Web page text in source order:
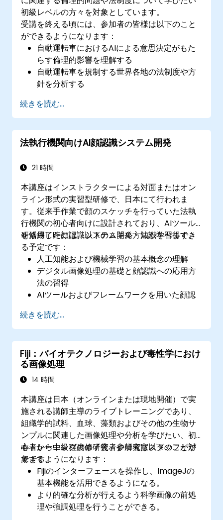
初級レベルの方々を対象としています。
受講を終える頃には、参加者の皆様は以下のこと
ができるようになります：
自動運転車におけるAIによる意思決定がもた
らす倫理的影響を理解する
自動運転車を規制する世界各地の法制度や方
針を分析する
考察する
技術革新と公共の安全のバランスについて評
価できるようになる
倫理的問題や法的紛争を伴う実際の事例につ
続きを読む...
法執行機関向けAI顔認識システム開発
21 時間
本講座はインストラクターによる対面またはオン
ライン形式の実習型研修で、日本にて行われま
す。従来手作業で顔のスケッチを行っていた法執
行機関の初心者向けに設計されており、AIツール
を活用した顔認識システム開発方法が学べます。
研修終了時には、以下のスキル・知識を習得でき
る予定です：
人工知能および機械学習の基本概念の理解
デジタル画像処理の基礎と顔認識への応用方
法の習得
AIツールおよびフレームワークを用いた顔認
顔認識システムの作成・学習・検証における
実践経験の獲得
顔認識技術利用時の倫理的配慮およびベスト
プラクティスの理解
続きを読む...
Fiji：バイオテクノロジーおよび毒性学におけ
る画像処理
14 時間
本講座は日本（オンラインまたは現地開催）で実
施される講師主導のライブトレーニングであり、
組織学的試料、血球、藻類およびその他の生物サ
ンプルに関連した画像処理や分析を学びたい、初
心者から中級程度の研究者や研究室スタッフが対
象です。
本トレーニングの修了後、参加者は以下のことが
できるようになります：
Fijiのインターフェースを操作し、ImageJの
基本機能を活用できるようになる。
より的確な分析が行えるよう科学画像の前処
理や強調処理を行うことができる。